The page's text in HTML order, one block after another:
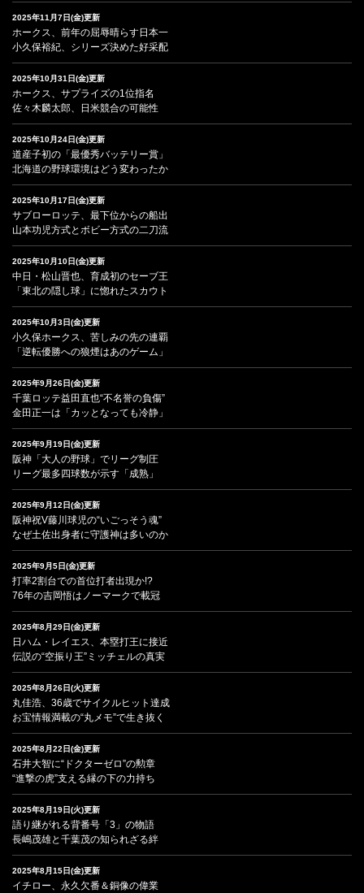
2025年11月7日(金)更新
ホークス、前年の屈辱晴らす日本一
小久保裕紀、シリーズ決めた好采配
2025年10月31日(金)更新
ホークス、サプライズの1位指名
佐々木麟太郎、日米競合の可能性
2025年10月24日(金)更新
道産子初の「最優秀バッテリー賞」
北海道の野球環境はどう変わったか
2025年10月17日(金)更新
サブローロッテ、最下位からの船出
山本功児方式とボビー方式の二刀流
2025年10月10日(金)更新
中日・松山晋也、育成初のセーブ王
「東北の隠し球」に惚れたスカウト
2025年10月3日(金)更新
小久保ホークス、苦しみの先の連覇
「逆転優勝への狼煙はあのゲーム」
2025年9月26日(金)更新
千葉ロッテ益田直也“不名誉の負傷”
金田正一は「カッとなっても冷静」
2025年9月19日(金)更新
阪神「大人の野球」でリーグ制圧
リーグ最多四球数が示す「成熟」
2025年9月12日(金)更新
阪神祝V藤川球児の“いごっそう魂”
なぜ土佐出身者に守護神は多いのか
2025年9月5日(金)更新
打率2割台での首位打者出現か!?
76年の吉岡悟はノーマークで載冠
2025年8月29日(金)更新
日ハム・レイエス、本塁打王に接近
伝説の“空振り王”ミッチェルの真実
2025年8月26日(火)更新
丸佳浩、36歳でサイクルヒット達成
お宝情報満載の“丸メモ”で生き抜く
2025年8月22日(金)更新
石井大智に“ドクターゼロ”の勲章
“進撃の虎”支える縁の下の力持ち
2025年8月19日(火)更新
語り継がれる背番号「3」の物語
長嶋茂雄と千葉茂の知られざる絆
2025年8月15日(金)更新
イチロー、永久欠番＆銅像の偉業